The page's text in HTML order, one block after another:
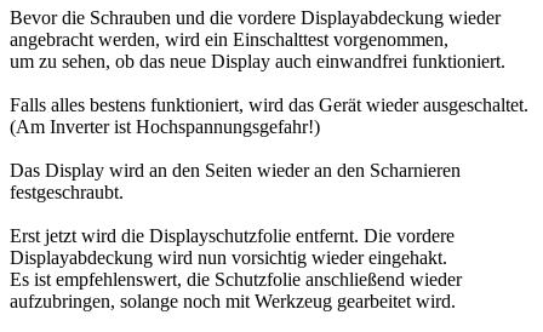
Bevor die Schrauben und die vordere Displayabdeckung wieder
angebracht werden, wird ein Einschalttest vorgenommen,
um zu sehen, ob das neue Display auch einwandfrei funktioniert.
Falls alles bestens funktioniert, wird das Gerät wieder ausgeschaltet.
(Am Inverter ist Hochspannungsgefahr!)
Das Display wird an den Seiten wieder an den Scharnieren
festgeschraubt.
Erst jetzt wird die Displayschutzfolie entfernt. Die vordere
Displayabdeckung wird nun vorsichtig wieder eingehakt.
Es ist empfehlenswert, die Schutzfolie anschließend wieder
aufzubringen, solange noch mit Werkzeug gearbeitet wird.